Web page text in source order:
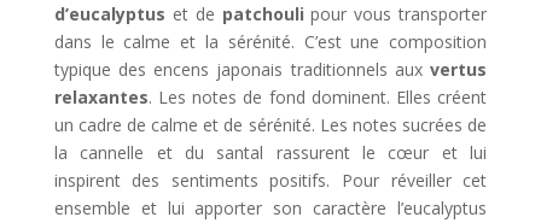
d’eucalyptus et de patchouli pour vous transporter
dans le calme et la sérénité. C’est une composition
typique des encens japonais traditionnels auxvertus
relaxantes. Les notes de fond dominent. Elles créent
un cadre de calme et de sérénité. Les notes sucrées de
la cannelle et du santal rassurent le cœur et lui
inspirent des sentiments positifs. Pour réveiller cet
ensemble et lui apporter son caractère l’eucalyptus